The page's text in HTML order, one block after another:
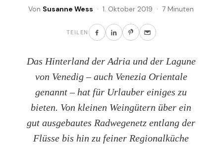
Von Susanne Wess · 1. Oktober 2019 · 7 Minuten
TEILEN
Das Hinterland der Adria und der Lagune
von Venedig – auch Venezia Orientale
genannt – hat für Urlauber einiges zu
bieten. Von kleinen Weingütern über ein
gut ausgebautes Radwegenetz entlang der
Flüsse bis hin zu feiner Regionalküche